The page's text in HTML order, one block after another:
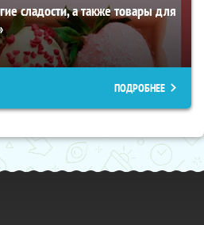
сладости, а также товары для
ПОДРОБНЕЕ